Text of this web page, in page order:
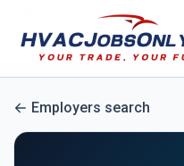
Employers search